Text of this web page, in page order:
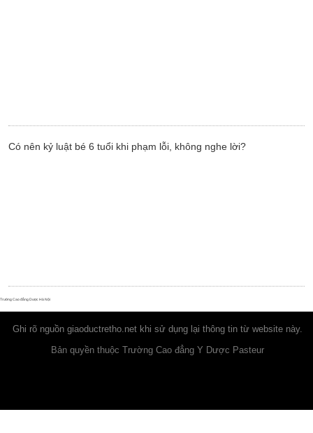
Có nên kỷ luật bé 6 tuổi khi phạm lỗi, không nghe lời?
Ghi rõ nguồn giaoductretho.netkhi sử dụng lại thông tin từ website này.
Bản quyền thuộc Trường Cao đẳng Y Dược Pasteur
Trường Cao đẳng Dược Hà Nội